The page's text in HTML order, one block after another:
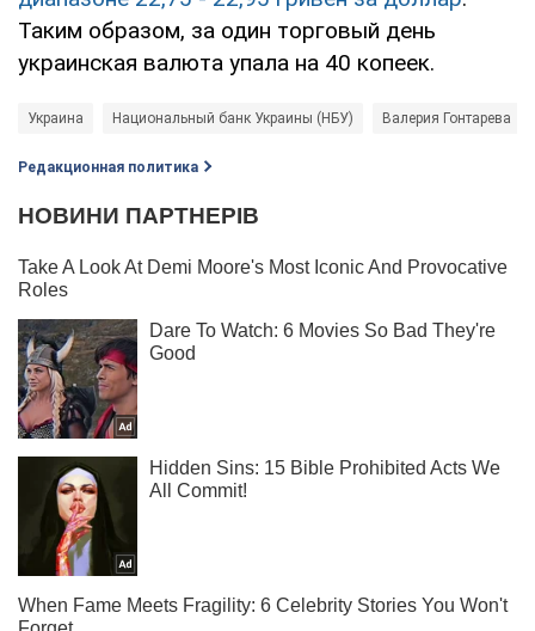
Таким образом, за один торговый день
украинская валюта упала на 40 копеек.
Украина Национальный банк Украины (НБУ) Валерия Гонтарева
Редакционная политика